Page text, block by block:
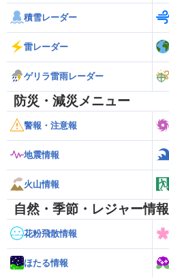
積雪レーダー
雷レーダー
ゲリラ雷雨レーダー
防災・減災メニュー
警報・注意報
地震情報
火山情報
自然・季節・レジャー情報
花粉飛散情報
ほたる情報